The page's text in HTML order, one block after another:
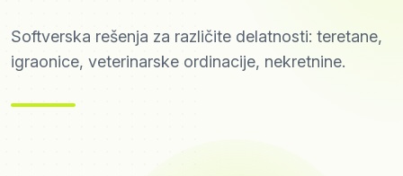
Softverska rešenja za različite delatnosti: teretane,
igraonice, veterinarske ordinacije, nekretnine.